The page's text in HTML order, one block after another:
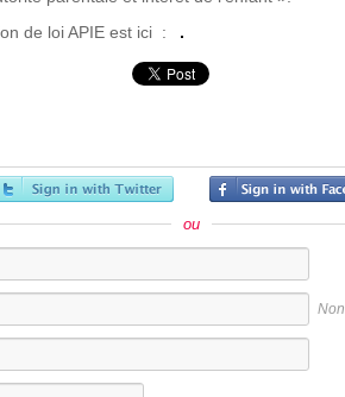
de loi APIE est ici :
ou